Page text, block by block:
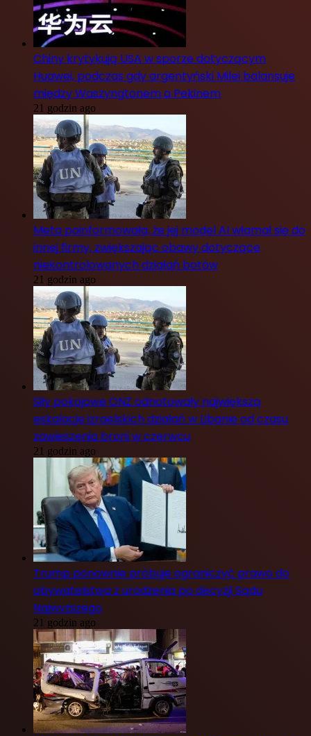
Chiny krytykują USA w sporze dotyczącym
Huawei, podczas gdy argentyński Milei balansuje
między Waszyngtonem a Pekinem
21 godzin ago
Meta poinformowała, że jej model AI włamał się do
innej firmy, zwiększając obawy dotyczące
niekontrolowanych działań botów
21 godzin ago
Siły pokojowe ONZ odnotowały największą
eskalację izraelskich działań w Libanie od czasu
zawieszenia broni w czerwcu
21 godzin ago
Trump ponownie próbuje ograniczyć prawo do
obywatelstwa z urodzenia po decyzji Sądu
Najwyższego
21 godzin ago